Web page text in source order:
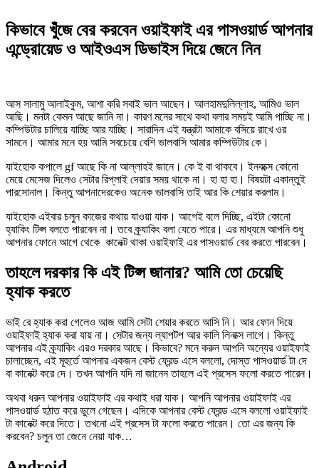
কিভাবে খুঁজে বের করবেন ওয়াইফাই এর পাসওয়ার্ড আপনার
এন্ড্রোয়েড ও আইওএস ডিভাইস দিয়ে জেনে নিন
আস সালামু আলাইকুম, আশা করি সবাই ভাল আছেন। আলহামদুলিল্লাহ, আমিও ভাল
আছি। মনটা কেমন আছে জানি না। কারণ মনের সাথে কথা বলার সময়ই আমি পাচ্ছি না।
কম্পিউটার চালিয়ে যাচ্ছি আর যাচ্ছি। সারাদিন এই যন্ত্রটা আমাকে বসিয়ে রাখে ওর
সামনে। আমার মনে হয় আমি সবচেয়ে বেশি ভালবাসি আমার কম্পিউটার কে।
যাইহোক কপালে gf আছে কি না আল্লাহই জানে। কে ই বা থাকবে। ইনবক্সে কোনো
মেয়ে মেসেজ দিলেও সেটার রিপ্লাই দেয়ার সময় থাকে না। হা হা হা। বিষয়টা একান্তুই
পারসোনাল। কিন্তু আপনাদেরকেও অনেক ভালবাসি তাই আর কি শেয়ার করলাম।
যাইহোক এইবার চলুন কাজের কথায় যাওয়া যাক। আগেই বলে দিচ্ছি, এইটা কোনো
হ্যাকিং টিপ্স বলতে পারবেন না। তবে ক্র্যাকিং বলা যেতে পারে। এর মাধ্যমে আপনি শুধু
আপনার ফোনে আগে থেকে কানেক্ট থাকা ওয়াইফাই এর পাসওয়ার্ড বের করতে পারবেন।
তাহলে দরকার কি এই টিপ্স জানার? আমি তো চেয়েছি
হ্যাক করতে
ভাই রে হ্যাক করা গেলেও আজ আমি সেটা শেয়ার করতে আসি নি। আর ফোন দিয়ে
ওয়াইফাই হ্যাক করা যায় না। সেটার জন্য ল্যাপটপ আর কালি লিনাক্স লাগে। কিন্তু
আপনার এই ক্র্যাকিং এরও দরকার আছে। কিভাবে? মনে করুন আপনি অন্যের ওয়াইফাই
চালাচ্ছেন, এই মূহুর্তে আপনার একজন বেস্ট ফ্রেন্ড এসে বললো, দোস্ত পাসওয়ার্ড টা দে
বা কানেক্ট করে দে। তখন আপনি যদি না জানেন তাহলে এই প্রসেস ফলো করতে পারেন।
অথবা ধরুন আপনার ওয়াইফাই এর কথাই ধরা যাক। আপনি আপনার ওয়াইফাই এর
পাসওয়ার্ড হঠাত করে ভুলে গেছেন। এদিকে আপনার বেস্ট ফ্রেন্ড এসে বললো ওয়াইফাই
টা কানেক্ট করে দিতে। তখনো এই প্রসেস টা ফলো করতে পারেন। তো এর জন্য কি
করবেন? চলুন তা জেনে নেয়া যাক…